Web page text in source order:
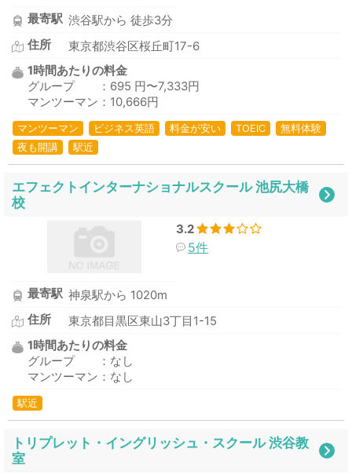
最寄駅 渋谷駅から 徒歩3分
住所
東京都渋谷区桜丘町17-6
1時間あたりの料金
グループ ：695 円〜7,333円
マンツーマン：10,666円
マンツーマン ビジネス英語 料金が安い TOEIC
無料体験
夜も開講
駅近
エフェクトインターナショナルスクール 池尻大橋
校
3.2
5件
最寄駅 神泉駅から 1020m
住所
東京都目黒区東山3丁目1-15
1時間あたりの料金
グループ ：なし
マンツーマン：なし
駅近
トリプレット・イングリッシュ・スクール 渋谷教
室